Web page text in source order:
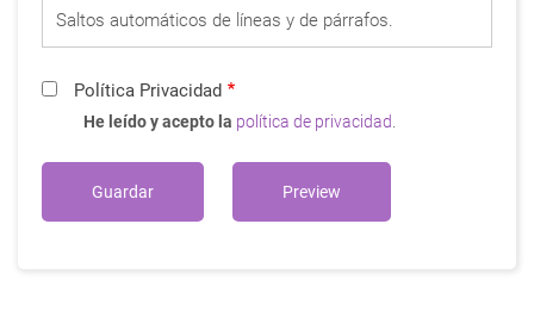
Saltos automáticos de líneas y de párrafos.
Política Privacidad
He leído y acepto la política de privacidad.